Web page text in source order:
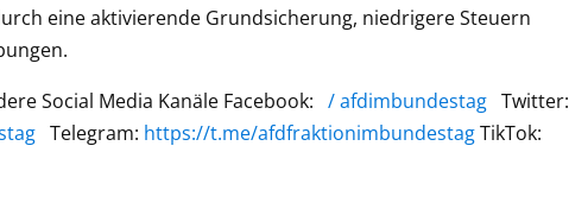
eine aktivierende Grundsicherung, niedrigere Steuern
Social Media Kanäle Facebook: / afdimbundestag Twitter:
Telegram: https://t.me/afdfraktionimbundestagTikTok: